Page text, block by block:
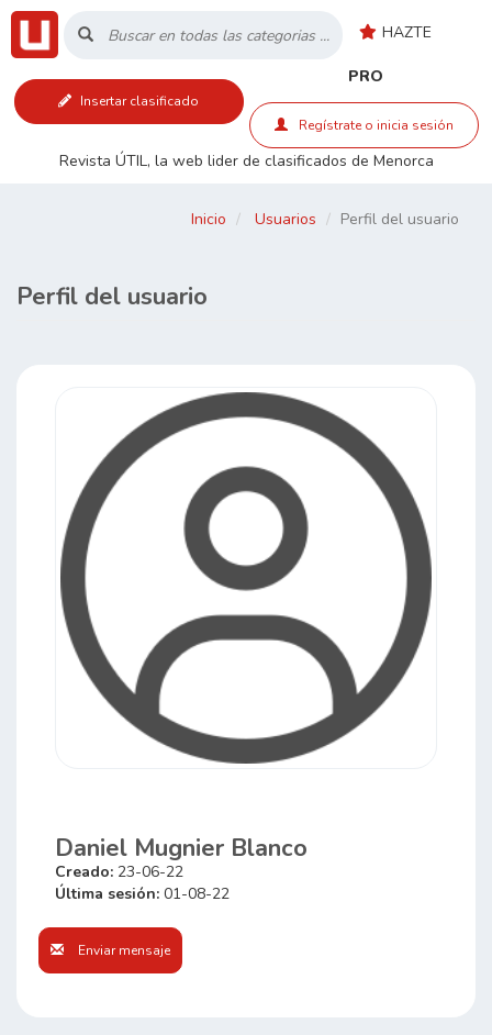
HAZTE
PRO
Insertar clasificado
Regístrate o inicia sesión
Revista ÚTIL, la web lider de clasificados de Menorca
Inicio
RSS
Inicio Usuarios Perfil del usuario
Perfil del usuario
Daniel Mugnier Blanco
Creado: 23-06-22
Última sesión: 01-08-22
Enviar mensaje